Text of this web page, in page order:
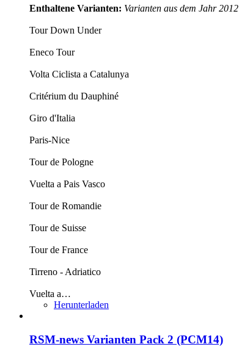
Enthaltene Varianten: Varianten aus dem Jahr 2012
Tour Down Under
Eneco Tour
Volta Ciclista a Catalunya
Critérium du Dauphiné
Giro d'Italia
Paris-Nice
Tour de Pologne
Vuelta a Pais Vasco
Tour de Romandie
Tour de Suisse
Tour de France
Tirreno - Adriatico
Vuelta a…
Herunterladen
RSM-news Varianten Pack 2 (PCM14)